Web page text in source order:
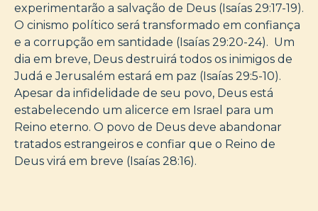
experimentarão a salvação de Deus (Isaías 29:17-19).
O cinismo político será transformado em confiança
e a corrupção em santidade (Isaías 29:20-24). Um
dia em breve, Deus destruirá todos os inimigos de
Judá e Jerusalém estará em paz (Isaías 29:5-10).
Apesar da infidelidade de seu povo, Deus está
estabelecendo um alicerce em Israel para um
Reino eterno. O povo de Deus deve abandonar
tratados estrangeiros e confiar que o Reino de
Deus virá em breve (Isaías 28:16).